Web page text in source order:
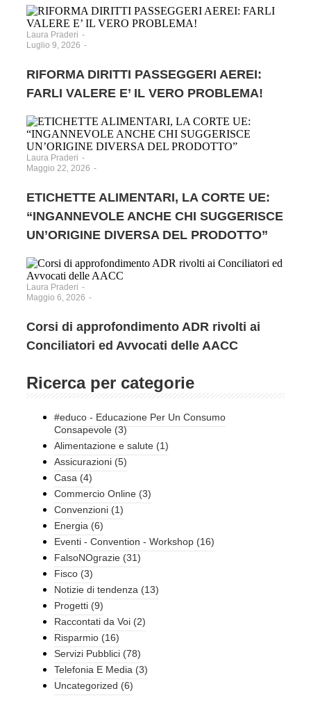
Laura Praderi -
Luglio 9, 2026 -
RIFORMA DIRITTI PASSEGGERI AEREI:
FARLI VALERE E’ IL VERO PROBLEMA!
Laura Praderi -
Maggio 22, 2026 -
ETICHETTE ALIMENTARI, LA CORTE UE:
“INGANNEVOLE ANCHE CHI SUGGERISCE
UN’ORIGINE DIVERSA DEL PRODOTTO”
Laura Praderi -
Maggio 6, 2026 -
Corsi di approfondimento ADR rivolti ai
Conciliatori ed Avvocati delle AACC
Ricerca per categorie
#educo - Educazione Per Un Consumo
Consapevole (3)
Alimentazione e salute (1)
Assicurazioni (5)
Casa (4)
Commercio Online (3)
Convenzioni (1)
Energia (6)
Eventi - Convention - Workshop (16)
FalsoNOgrazie (31)
Fisco (3)
Notizie di tendenza (13)
Progetti (9)
Raccontati da Voi (2)
Risparmio (16)
Servizi Pubblici (78)
Telefonia E Media (3)
Uncategorized (6)